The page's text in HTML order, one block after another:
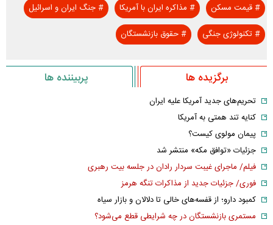
#قیمت مسکن # مذاکره ایران با آمریکا #جنگ ایران و اسرائیل
#تکنولوژی جنگی #حقوق بازنشستگان
برگزیده ها پربیننده ها
تحریم‌های جدید آمریکا علیه ایران
کنایه تند همتی به آمریکا
پیمان مولوی کیست؟
جزئیات «توافق مکه» منتشر شد
فیلم/ ماجرای غیبت سردار رادان در جلسه بیت رهبری
فوری/ جزئیات جدید از مذاکرات تنگه هرمز
کمبود دارو؛ از قفسه‌های خالی تا دلالان و بازار سیاه
مستمری بازنشستگان در چه شرایطی قطع می‌شود؟